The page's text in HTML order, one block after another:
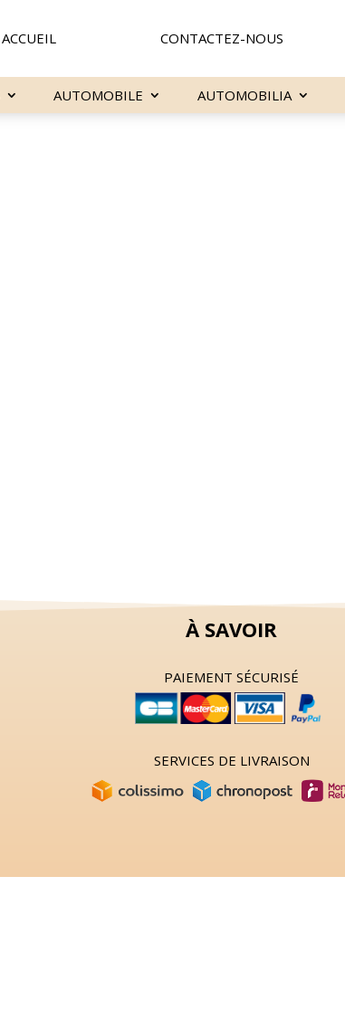
ACCUEIL CONTACTEZ-NOUS
AUTOMOBILE AUTOMOBILIA
À SAVOIR
PAIEMENT SÉCURISÉ
SERVICES DE LIVRAISON